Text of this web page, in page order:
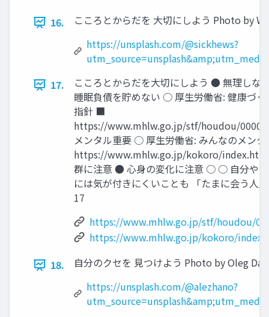
16.
こころとからだを 大切にしよう Photo by
https://unsplash.com/@sickhews?
17.
こころとからだを大切にしよう ● 無理しな
睡眠負債を貯めない ○ 厚生労働省: 健康づ
指針 ■
https://www.mhlw.go.jp/stf/houdou/
メンタル重要 ○ 厚生労働省: みんなのメン
https://www.mhlw.go.jp/kokoro/
群に注意 ● 心身の変化に注意 ○ ○ 自分や
には気が付きにくいことも 「たまに会う人
17
https://www.mhlw.go.jp/stf/houdou/
https://www.mhlw.go.jp/kokoro/
18.
自分のクセを 見つけよう Photo by Oleg
https://unsplash.com/@alezhano?